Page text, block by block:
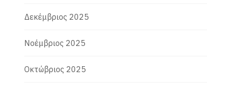
Δεκέμβριος 2025
Νοέμβριος 2025
Οκτώβριος 2025